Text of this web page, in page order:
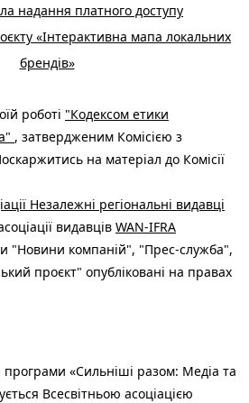
надання платного доступу
«Інтерактивна мапа локальних
брендів»
роботі "Кодексом етики
, затвердженим Комісією з
на матеріал до Комісії
Незалежні регіональні видавці
видавців WAN-IFRA
"Новини компаній", "Прес-служба",
проєкт" опубліковані на правах
програми «Сильніші разом: Медіа та
Всесвітньою асоціацією